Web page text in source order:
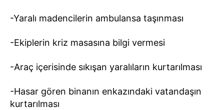
-Yaralı madencilerin ambulansa taşınması
-Ekiplerin kriz masasına bilgi vermesi
-Araç içerisinde sıkışan yaralıların kurtarılması
-Hasar gören binanın enkazındaki vatandaşın
kurtarılması